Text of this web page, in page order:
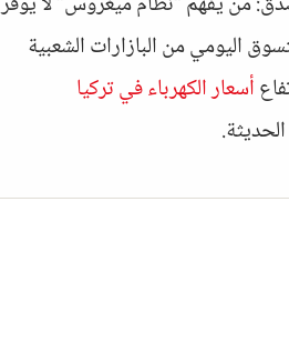
اليومي من البازارات الشعبية
أسعار الكهرباء في تركيا